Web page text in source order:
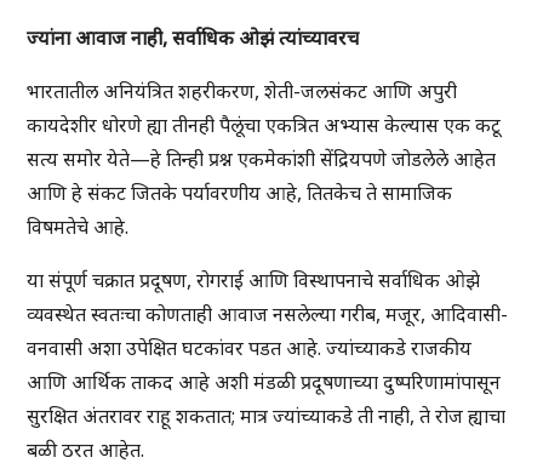
ज्यांना आवाज नाही, सर्वाधिक ओझं त्यांच्यावरच
भारतातील अनियंत्रित शहरीकरण, शेती-जलसंकट आणि अपुरी
कायदेशीर धोरणे ह्या तीनही पैलूंचा एकत्रित अभ्यास केल्यास एक कटू
सत्य समोर येते—हे तिन्ही प्रश्न एकमेकांशी सेंद्रियपणे जोडलेले आहेत
आणि हे संकट जितके पर्यावरणीय आहे, तितकेच ते सामाजिक
विषमतेचे आहे.
या संपूर्ण चक्रात प्रदूषण, रोगराई आणि विस्थापनाचे सर्वाधिक ओझे
व्यवस्थेत स्वतःचा कोणताही आवाज नसलेल्या गरीब, मजूर, आदिवासी-
वनवासी अशा उपेक्षित घटकांवर पडत आहे. ज्यांच्याकडे राजकीय
आणि आर्थिक ताकद आहे अशी मंडळी प्रदूषणाच्या दुष्परिणामांपासून
सुरक्षित अंतरावर राहू शकतात; मात्र ज्यांच्याकडे ती नाही, ते रोज ह्याचा
बळी ठरत आहेत.